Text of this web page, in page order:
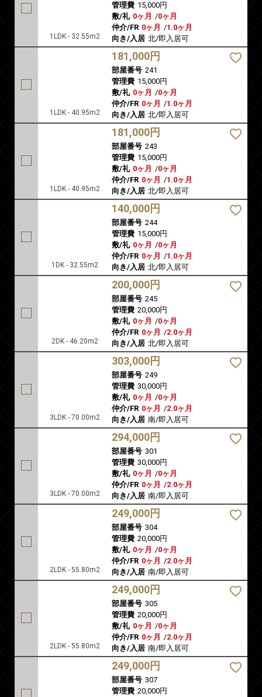
1LDK - 32.55m2
管理費 15,000円
敷/礼 0ヶ月 /0ヶ月
仲介/FR 0ヶ月 /1.0ヶ月
向き/入居 北/即入居可
1LDK - 40.95m2
181,000円
部屋番号 241
管理費 15,000円
敷/礼 0ヶ月 /0ヶ月
仲介/FR 0ヶ月 /1.0ヶ月
向き/入居 北/即入居可
1LDK - 40.95m2
181,000円
部屋番号 243
管理費 15,000円
敷/礼 0ヶ月 /0ヶ月
仲介/FR 0ヶ月 /1.0ヶ月
向き/入居 北/即入居可
1DK - 32.55m2
140,000円
部屋番号 244
管理費 15,000円
敷/礼 0ヶ月 /0ヶ月
仲介/FR 0ヶ月 /1.0ヶ月
向き/入居 北/即入居可
2DK - 46.20m2
200,000円
部屋番号 245
管理費 20,000円
敷/礼 0ヶ月 /0ヶ月
仲介/FR 0ヶ月 /2.0ヶ月
向き/入居 北/即入居可
3LDK - 70.00m2
303,000円
部屋番号 249
管理費 30,000円
敷/礼 0ヶ月 /0ヶ月
仲介/FR 0ヶ月 /2.0ヶ月
向き/入居 南/即入居可
3LDK - 70.00m2
294,000円
部屋番号 301
管理費 30,000円
敷/礼 0ヶ月 /0ヶ月
仲介/FR 0ヶ月 /2.0ヶ月
向き/入居 南/即入居可
2LDK - 55.80m2
249,000円
部屋番号 304
管理費 20,000円
敷/礼 0ヶ月 /0ヶ月
仲介/FR 0ヶ月 /2.0ヶ月
向き/入居 南/即入居可
2LDK - 55.80m2
249,000円
部屋番号 305
管理費 20,000円
敷/礼 0ヶ月 /0ヶ月
仲介/FR 0ヶ月 /2.0ヶ月
向き/入居 南/即入居可
249,000円
部屋番号 307
管理費 20,000円